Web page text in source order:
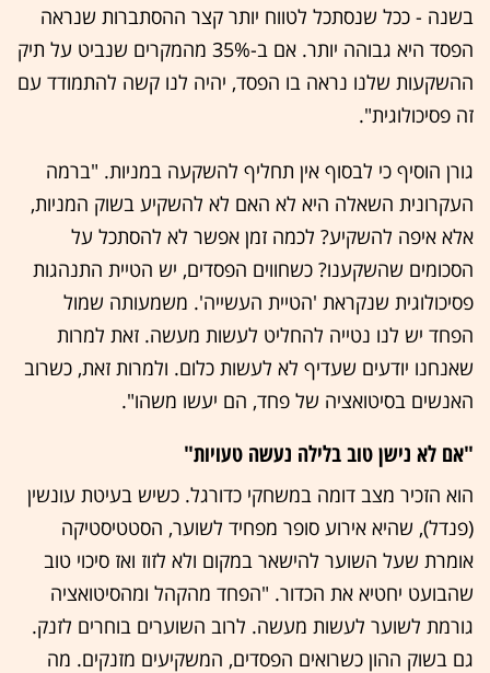
בשנה - ככל שנסתכל לטווח יותר קצר ההסתברות שנראה
הפסד היא גבוהה יותר. אם ב-35% מהמקרים שנביט על תיק
ההשקעות שלנו נראה בו הפסד, יהיה לנו קשה להתמודד עם
זה פסיכולוגית".
גורן הוסיף כי לבסוף אין תחליף להשקעה במניות. "ברמה
העקרונית השאלה היא לא האם לא להשקיע בשוק המניות,
אלא איפה להשקיע? לכמה זמן אפשר לא להסתכל על
הסכומים שהשקענו? כשחווים הפסדים, יש הטיית התנהגות
פסיכולוגית שנקראת 'הטיית העשייה'. משמעותה שמול
הפחד יש לנו נטייה להחליט לעשות מעשה. זאת למרות
שאנחנו יודעים שעדיף לא לעשות כלום. ולמרות זאת, כשרוב
האנשים בסיטואציה של פחד, הם יעשו משהו".
"אם לא נישן טוב בלילה נעשה טעויות"
הוא הזכיר מצב דומה במשחקי כדורגל. כשיש בעיטת עונשין
(פנדל), שהיא אירוע סופר מפחיד לשוער, הסטטיסטיקה
אומרת שעל השוער להישאר במקום ולא לזוז ואז סיכוי טוב
שהבועט יחטיא את הכדור. "הפחד מהקהל ומהסיטואציה
גורמת לשוער לעשות מעשה. לרוב השוערים בוחרים לזנק.
גם בשוק ההון כשרואים הפסדים, המשקיעים מזנקים. מה